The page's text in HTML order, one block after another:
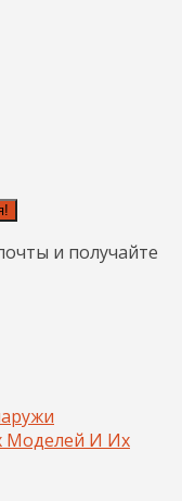
и получайте
Моделей И Их